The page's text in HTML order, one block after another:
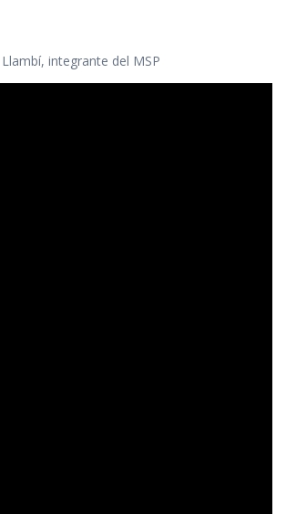
integrante del MSP